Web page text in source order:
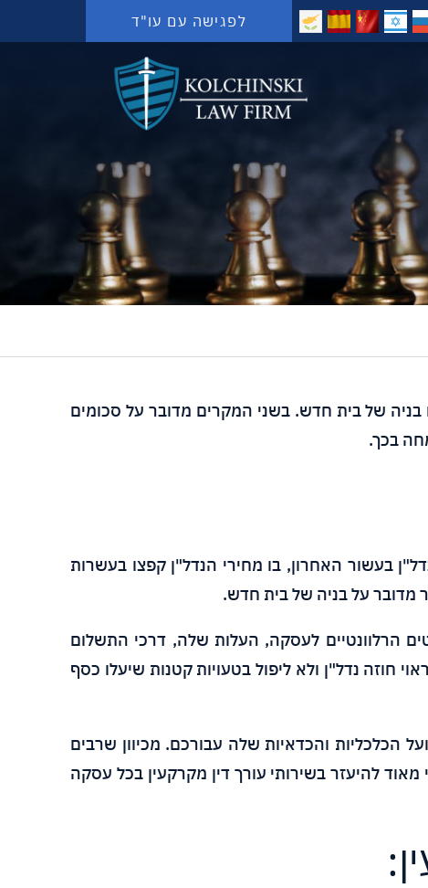
לפגישה עם עו"ד
של בית חדש. בשני המקרים מדובר על סכומים
בכך.
בעשור האחרון, בו מחירי הנדל"ן קפצו בעשרות
מדובר על בניה של בית חדש.
הרלוונטיים לעסקה, העלות שלה, דרכי התשלום
חוזה נדל"ן ולא ליפול בטעויות קטנות שיעלו כסף
הכלכליות והכדאיות שלה עבורכם. מכיוון שרבים
להיעזר בשירותי עורך דין מקרקעין בכל עסקה